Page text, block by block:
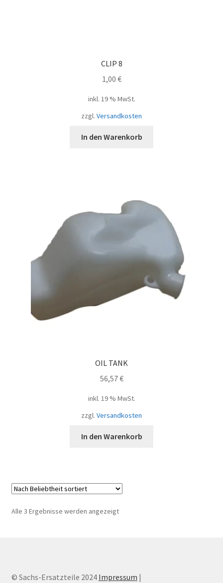
CLIP 8
1,00 €
inkl. 19 % MwSt.
zzgl. Versandkosten
In den Warenkorb
OIL TANK
56,57€
inkl. 19 % MwSt.
zzgl. Versandkosten
In den Warenkorb
Alle 3 Ergebnisse werden angezeigtNach
© Sachs-Ersatzteile 2024 Impressum |